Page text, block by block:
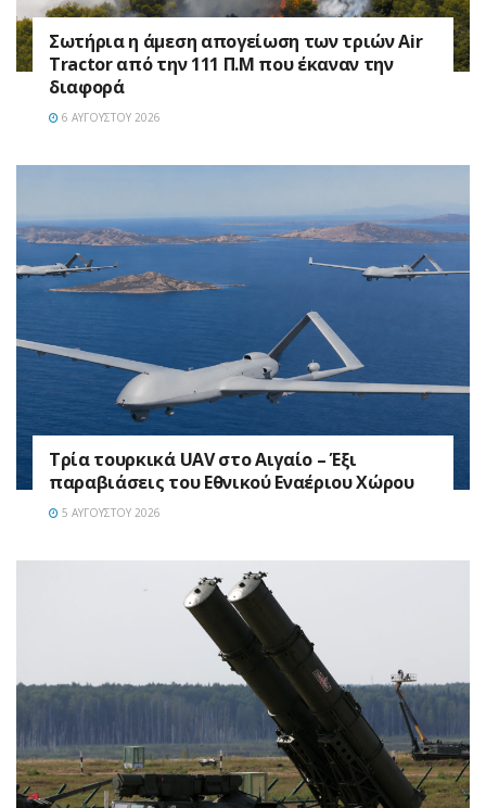
Σωτήρια η άμεση απογείωση των τριών Air
Tractor από την 111 Π.M που έκαναν την
διαφορά
6 ΑΥΓΟΎΣΤΟΥ 2026
Τρία τουρκικά UAV στο Αιγαίο – Έξι
παραβιάσεις του Εθνικού Εναέριου Χώρου
5 ΑΥΓΟΎΣΤΟΥ 2026